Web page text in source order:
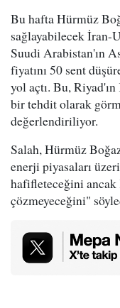
Bu hafta Hürmüz
sağlayabilecek İran-
Suudi Arabistan'ın
fiyatını 50 sent
yol açtı. Bu,
bir tehdit olarak
değerlendiriliyor.
Salah, Hürmüz
enerji piyasaları
hafifleteceğini ancak
çözmeyeceğini"